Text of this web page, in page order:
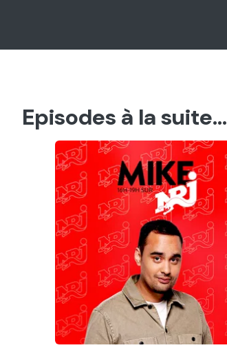
Episodes à la suite...